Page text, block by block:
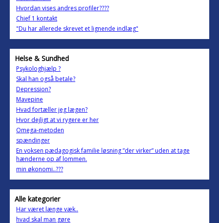
Hvordan vises andres profiler????
Chief 1 kontakt
"Du har allerede skrevet et lignende indlæg"
Helse & Sundhed
Psykologhjælp ?
Skal han også betale?
Depression?
Mavepine
Hvad fortæller jeg lægen?
Hvor dejligt at vi rygere er her
Omega-metoden
spændinger
En voksen pædagogisk familie løsning ”der virker” uden at tage
hænderne op af lommen.
min økonomi..???
Alle kategorier
Har været længe væk..
hvad skal man gøre